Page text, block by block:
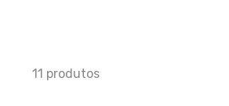
11 produtos